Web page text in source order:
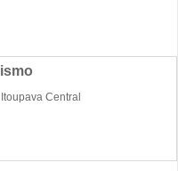
Central